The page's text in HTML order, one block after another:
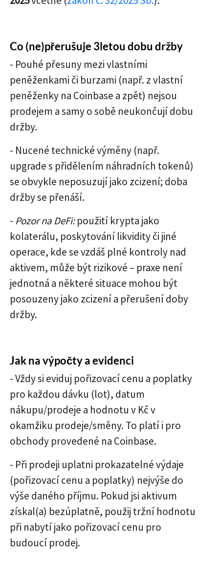
Co (ne)přerušuje 3letou dobu držby
- Pouhé přesuny mezi vlastními
peněženkami či burzami (např. z vlastní
peněženky na Coinbase a zpět) nejsou
prodejem a samy o sobě neukončují dobu
držby.
- Nucené technické výměny (např.
upgrade s přidělením náhradních tokenů)
se obvykle neposuzují jako zcizení; doba
držby se přenáší.
- Pozor na DeFi:použití krypta jako
kolaterálu, poskytování likvidity či jiné
operace, kde se vzdáš plné kontroly nad
aktivem, může být rizikové – praxe není
jednotná a některé situace mohou být
posouzeny jako zcizení a přerušení doby
držby.
Jak na výpočty a evidenci
- Vždy si eviduj pořizovací cenu a poplatky
pro každou dávku (lot), datum
nákupu/prodeje a hodnotu v Kč v
okamžiku prodeje/směny. To platí i pro
obchody provedené na Coinbase.
- Při prodeji uplatni prokazatelné výdaje
(pořizovací cenu a poplatky) nejvýše do
výše daného příjmu. Pokud jsi aktivum
získal(a) bezúplatně, použij tržní hodnotu
při nabytí jako pořizovací cenu pro
budoucí prodej.